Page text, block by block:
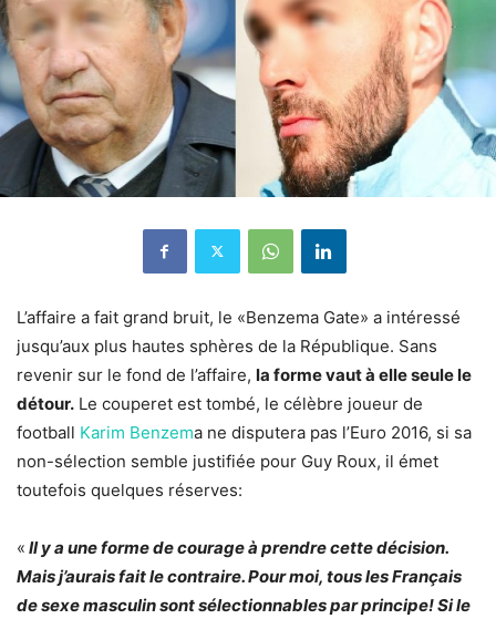
L’affaire a fait grand bruit, le «Benzema Gate» a intéressé
jusqu’aux plus hautes sphères de la République. Sans
revenir sur le fond de l’affaire, la forme vaut à elle seule le
détour. Le couperet est tombé, le célèbre joueur de
football Karim Benzema ne disputera pas l’Euro 2016, si sa
non-sélection semble justifiée pour Guy Roux, il émet
toutefois quelques réserves:
« Il y a une forme de courage à prendre cette décision.
Mais j’aurais fait le contraire. Pour moi, tous les Français
de sexe masculin sont sélectionnables par principe! Si le